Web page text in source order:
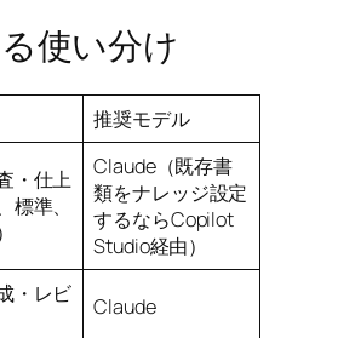
使い分け
推奨モデル
・仕上
標準、
Claude（既存書
類をナレッジ設定
するならCopilot
Studio経由）
・レビ
Claude